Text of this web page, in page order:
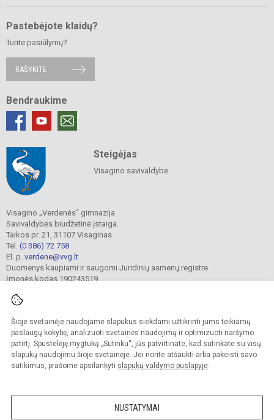
Šioje svetainėje naudojame slapukus siekdami užtikrinti jums teikiamų
paslaugų kokybę, analizuoti svetainės naudojimą ir optimizuoti naršymo
patirtį. Spustelėję mygtuką „Sutinku“, jūs patvirtinate, kad sutinkate su visų
slapukų naudojimu šioje svetainėje. Jei norite atšaukti arba pakeisti savo
sutikimus, prašome apsilankyti slapukų valdymo puslapyje.
NUSTATYMAI
Pastebėjote klaidų?
Turite pasiūlymų?
RAŠYKITE
Bendraukime
Steigėjas
Visagino savivaldybė
Visagino „Verdenės“ gimnazija
Savivaldybės biudžetinė įstaiga.
Taikos pr. 21, 31107 Visaginas
Tel. (0 386) 72 758
El. p. verdene@vvg.lt
Duomenys kaupiami ir saugomi Juridinių asmenų registre
Įmonės kodas 190243519
© 2022. Visagino „Verdenės“ gimnazija. Visos teisės saugomos.
Kopijuoti turinį be raštiško gimnazijos sutikimo griežtai draudžiama.
Versija neįgaliesiems Slapukų valdymas
Sumanus būdas atnaujinti